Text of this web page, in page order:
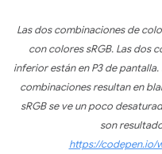
Las dos combinaciones de
con colores sRGB. Las dos
inferior están en P3 de
combinaciones resultan en
sRGB se ve un poco
son
https://codepen.io/